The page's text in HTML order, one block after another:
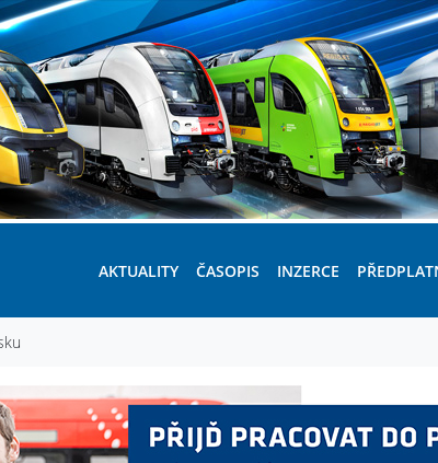
AKTUALITY ČASOPIS INZERCE